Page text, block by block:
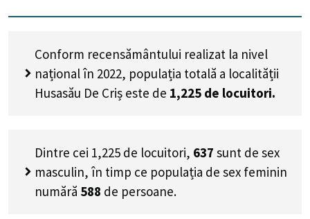
Conform recensământului realizat la nivel
național în 2022, populația totală a localității
Husasău De Criș este de 1,225 de locuitori.
Dintre cei 1,225 de locuitori, 637 sunt de sex
masculin, în timp ce populația de sex feminin
numără 588 de persoane.